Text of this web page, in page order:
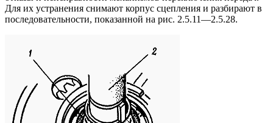
Для их устранения снимают корпус сцепления и разбирают в
последовательности, показанной на рис. 2.5.11—2.5.28.